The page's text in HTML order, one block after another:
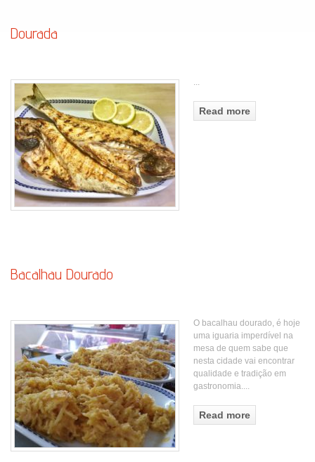
Dourada
Read more
Bacalhau Dourado
O bacalhau dourado, é hoje
uma iguaria imperdível na
mesa de quem sabe que
nesta cidade vai encontrar
qualidade e tradição em
gastronomia.
Read more